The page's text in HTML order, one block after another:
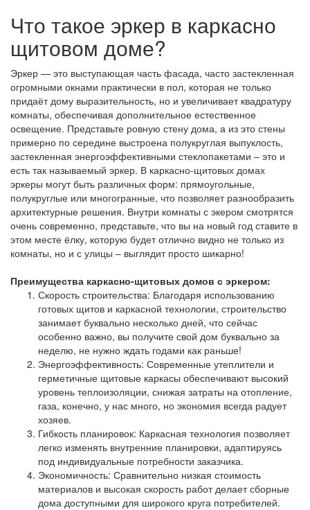
Что такое эркер в каркасно
щитовом доме?
Эркер — это выступающая часть фасада, часто застекленная
огромными окнами практически в пол, которая не только
придаёт дому выразительность, но и увеличивает квадратуру
комнаты, обеспечивая дополнительное естественное
освещение. Представьте ровную стену дома, а из это стены
примерно по середине выстроена полукруглая выпуклость,
застекленная энергоэффективными стеклопакетами – это и
есть так называемый эркер. В каркасно-щитовых домах
эркеры могут быть различных форм: прямоугольные,
полукруглые или многогранные, что позволяет разнообразить
архитектурные решения. Внутри комнаты с экером смотрятся
очень современно, представьте, что вы на новый год ставите в
этом месте ёлку, которую будет отлично видно не только из
комнаты, но и с улицы – выглядит просто шикарно!
Преимущества каркасно-щитовых домов с эркером:
Скорость строительства: Благодаря использованию
готовых щитов и каркасной технологии, строительство
занимает буквально несколько дней, что сейчас
особенно важно, вы получите свой дом буквально за
неделю, не нужно ждать годами как раньше!
Энергоэффективность: Современные утеплители и
герметичные щитовые каркасы обеспечивают высокий
уровень теплоизоляции, снижая затраты на отопление,
газа, конечно, у нас много, но экономия всегда радует
хозяев.
Гибкость планировок: Каркасная технология позволяет
легко изменять внутренние планировки, адаптируясь
под индивидуальные потребности заказчика.
Экономичность: Сравнительно низкая стоимость
материалов и высокая скорость работ делает сборные
дома доступными для широкого круга потребителей.